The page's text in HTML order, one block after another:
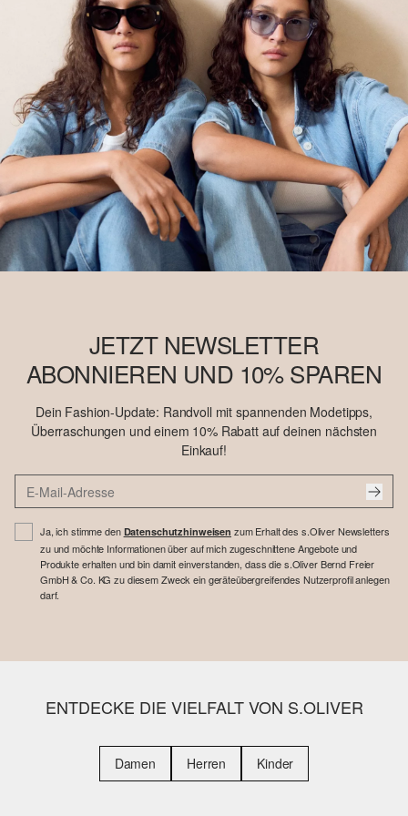
JETZT NEWSLETTER
ABONNIEREN UND 10% SPAREN
Dein Fashion-Update: Randvoll mit spannenden Modetipps,
Überraschungen und einem 10% Rabatt auf deinen nächsten
Einkauf!
Ja, ich stimme den Datenschutzhinweisen zum Erhalt des s.Oliver Newsletters
zu und möchte Informationen über auf mich zugeschnittene Angebote und
Produkte erhalten und bin damit einverstanden, dass die s.Oliver Bernd Freier
GmbH & Co. KG zu diesem Zweck ein geräteübergreifendes Nutzerprofil anlegen
darf.
ENTDECKE DIE VIELFALT VON S.OLIVER
Damen Herren Kinder